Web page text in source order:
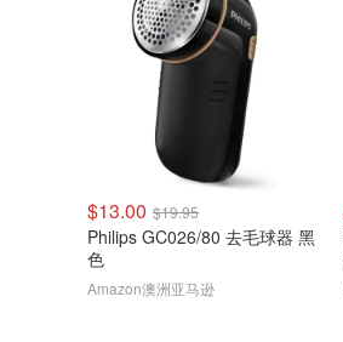
$13.00 $19.95
Philips GC026/80 去毛球器 黑
色
Amazon澳洲亚马逊